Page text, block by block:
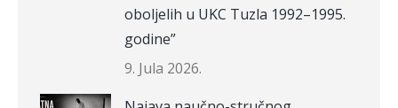
oboljelih u UKC Tuzla 1992–1995.
godine”
9. Jula 2026.